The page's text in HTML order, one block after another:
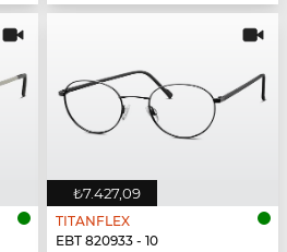
₺7.427,09
TITANFLEX
EBT 820933 - 10